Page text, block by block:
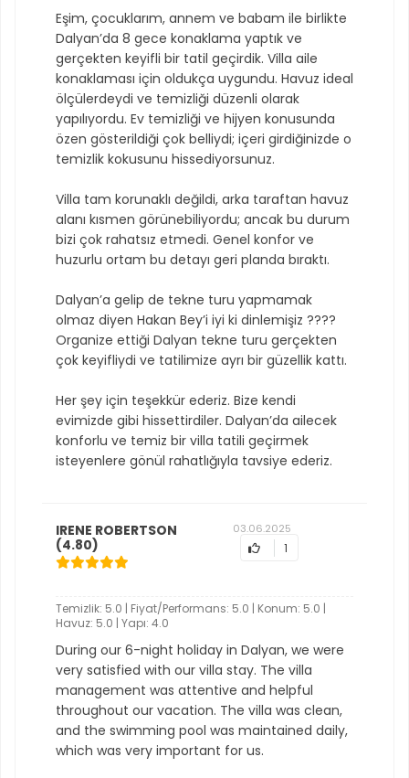
Eşim, çocuklarım, annem ve babam ile birlikte
Dalyan’da 8 gece konaklama yaptık ve
gerçekten keyifli bir tatil geçirdik. Villa aile
konaklaması için oldukça uygundu. Havuz ideal
ölçülerdeydi ve temizliği düzenli olarak
yapılıyordu. Ev temizliği ve hijyen konusunda
özen gösterildiği çok belliydi; içeri girdiğinizde o
temizlik kokusunu hissediyorsunuz.
Villa tam korunaklı değildi, arka taraftan havuz
alanı kısmen görünebiliyordu; ancak bu durum
bizi çok rahatsız etmedi. Genel konfor ve
huzurlu ortam bu detayı geri planda bıraktı.
Dalyan’a gelip de tekne turu yapmamak
olmaz diyen Hakan Bey’i iyi ki dinlemişiz ????
Organize ettiği Dalyan tekne turu gerçekten
çok keyifliydi ve tatilimize ayrı bir güzellik kattı.
Her şey için teşekkür ederiz. Bize kendi
evimizde gibi hissettirdiler. Dalyan’da ailecek
konforlu ve temiz bir villa tatili geçirmek
isteyenlere gönül rahatlığıyla tavsiye ederiz.
IRENE ROBERTSON
(4.80)
03.06.2025
1
Temizlik: 5.0 | Fiyat/Performans: 5.0 | Konum: 5.0 |
Havuz: 5.0 | Yapı: 4.0
During our 6-night holiday in Dalyan, we were
very satisfied with our villa stay. The villa
management was attentive and helpful
throughout our vacation. The villa was clean,
and the swimming pool was maintained daily,
which was very important for us.